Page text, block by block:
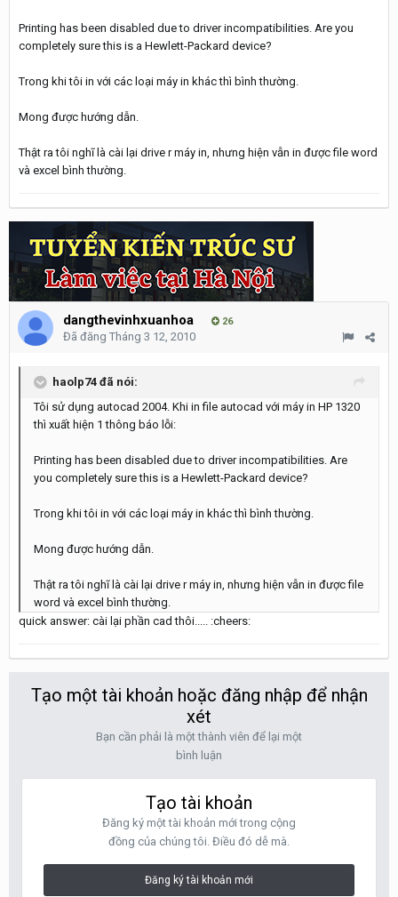
Printing has been disabled due to driver incompatibilities. Are you
completely sure this is a Hewlett-Packard device?
Trong khi tôi in với các loại máy in khác thì bình thường.
Mong được hướng dẫn.
Thật ra tôi nghĩ là cài lại drive r máy in, nhưng hiện vẫn in được file word
và excel bình thường.
dangthevinhxuanhoa 26
Đã đăng Tháng 3 12, 2010
haolp74 đã nói:
Tôi sử dụng autocad 2004. Khi in file autocad với máy in HP 1320
thì xuất hiện 1 thông báo lỗi:
Printing has been disabled due to driver incompatibilities. Are
you completely sure this is a Hewlett-Packard device?
Trong khi tôi in với các loại máy in khác thì bình thường.
Mong được hướng dẫn.
Thật ra tôi nghĩ là cài lại drive r máy in, nhưng hiện vẫn in được file
word và excel bình thường.
quick answer: cài lại phần cad thôi..... :cheers:
Tạo một tài khoản hoặc đăng nhập để nhận
xét
Bạn cần phải là một thành viên để lại một
bình luận
Tạo tài khoản
Đăng ký một tài khoản mới trong cộng
đồng của chúng tôi. Điều đó dễ mà.
Đăng ký tài khoản mới